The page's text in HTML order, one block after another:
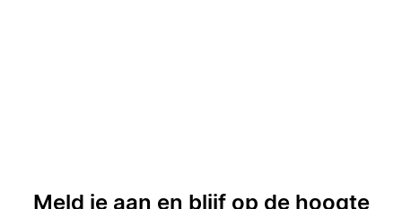
Meld je aan en blijf op de hoogte